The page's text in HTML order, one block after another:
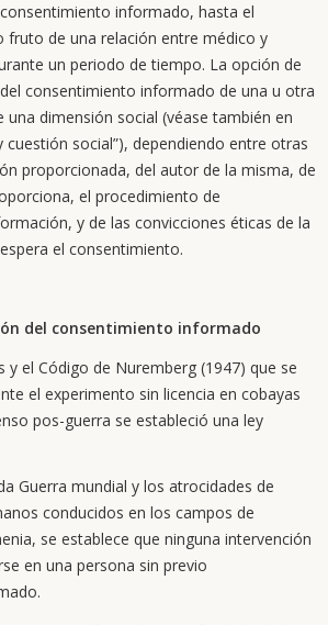
informado, hasta el
de una relación entre médico y
un periodo de tiempo. La opción de
consentimiento informado de una u otra
dimensión social (véase también en
cuestión social”), dependiendo entre otras
proporcionada, del autor de la misma, de
el procedimiento de
y de las convicciones éticas de la
el consentimiento.
del consentimiento informado
y el Código de Nuremberg (1947) que se
el experimento sin licencia en cobayas
pos-guerra se estableció una ley
Guerra mundial y los atrocidades de
conducidos en los campos de
se establece que ninguna intervención
en una persona sin previo